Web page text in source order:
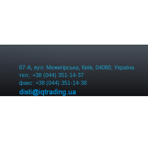
87-А, вул. Межигірська, Київ, 04080, Україна
тел.: +38 (044) 351-14-37
факс: +38 (044) 351-14-38